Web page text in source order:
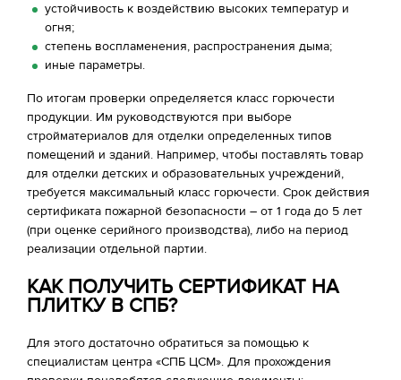
устойчивость к воздействию высоких температур и
огня;
степень воспламенения, распространения дыма;
иные параметры.
По итогам проверки определяется класс горючести
продукции. Им руководствуются при выборе
стройматериалов для отделки определенных типов
помещений и зданий. Например, чтобы поставлять товар
для отделки детских и образовательных учреждений,
требуется максимальный класс горючести. Срок действия
сертификата пожарной безопасности – от 1 года до 5 лет
(при оценке серийного производства), либо на период
реализации отдельной партии.
КАК ПОЛУЧИТЬ СЕРТИФИКАТ НА
ПЛИТКУ В СПБ?
Для этого достаточно обратиться за помощью к
специалистам центра «СПБ ЦСМ». Для прохождения